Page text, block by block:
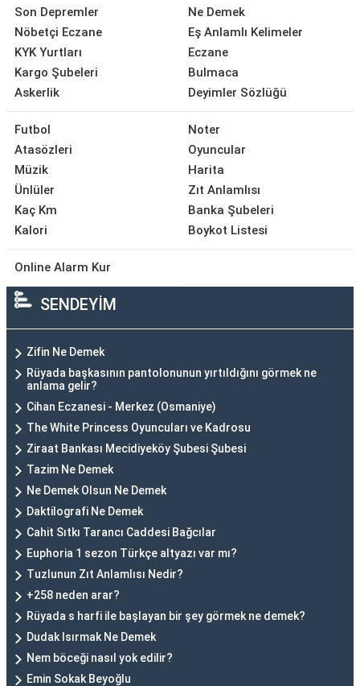
Son Depremler
Nöbetçi Eczane
KYK Yurtları
Kargo Şubeleri
Askerlik
Ne Demek
Eş Anlamlı Kelimeler
Eczane
Bulmaca
Deyimler Sözlüğü
Futbol
Atasözleri
Müzik
Ünlüler
Kaç Km
Kalori
Noter
Oyuncular
Harita
Zıt Anlamlısı
Banka Şubeleri
Boykot Listesi
Online Alarm Kur
SENDEYİM
Zifin Ne Demek
Rüyada başkasının pantolonunun yırtıldığını görmek ne
anlama gelir?
Cihan Eczanesi - Merkez (Osmaniye)
The White Princess Oyuncuları ve Kadrosu
Ziraat Bankası Mecidiyeköy Şubesi Şubesi
Tazim Ne Demek
Ne Demek Olsun Ne Demek
Daktilografi Ne Demek
Cahit Sıtkı Tarancı Caddesi Bağcılar
Euphoria 1 sezon Türkçe altyazı var mı?
Tuzlunun Zıt Anlamlısı Nedir?
+258 neden arar?
Rüyada s harfi ile başlayan bir şey görmek ne demek?
Dudak Isırmak Ne Demek
Nem böceği nasıl yok edilir?
Emin Sokak Beyoğlu